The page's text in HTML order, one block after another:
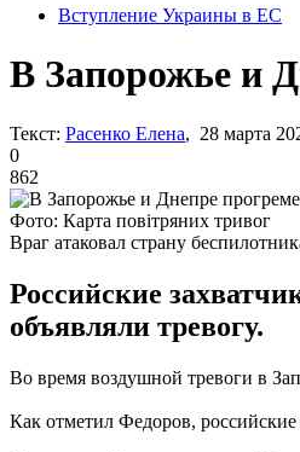
Вступление Украины в ЕС
В Запорожье и
Текст: Расенко Елена, 28 марта
0
862
Фото: Карта повітряних тривог
Враг атаковал страну
Российские
объявляли тревогу.
Во время воздушной тревоги в
Как отметил Федоров,